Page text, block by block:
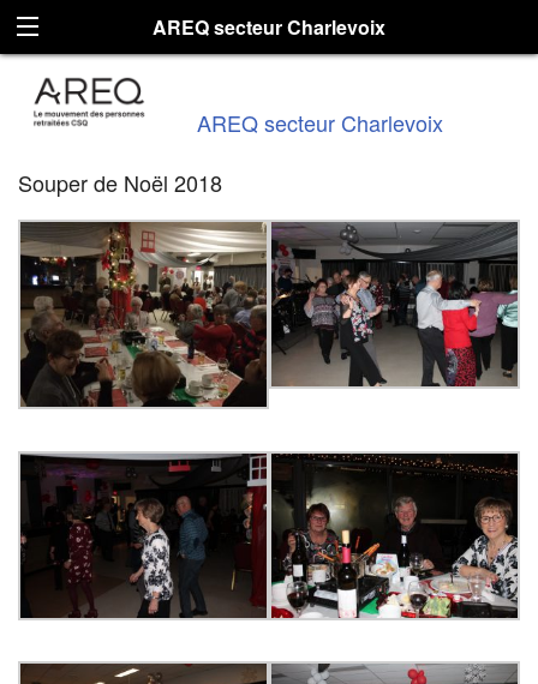
AREQ secteur Charlevoix
AREQ secteur Charlevoix
Souper de Noël 2018